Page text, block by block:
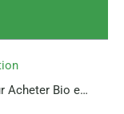
Top 3 des Meilleures Adresses pour Acheter Bio en Ligne